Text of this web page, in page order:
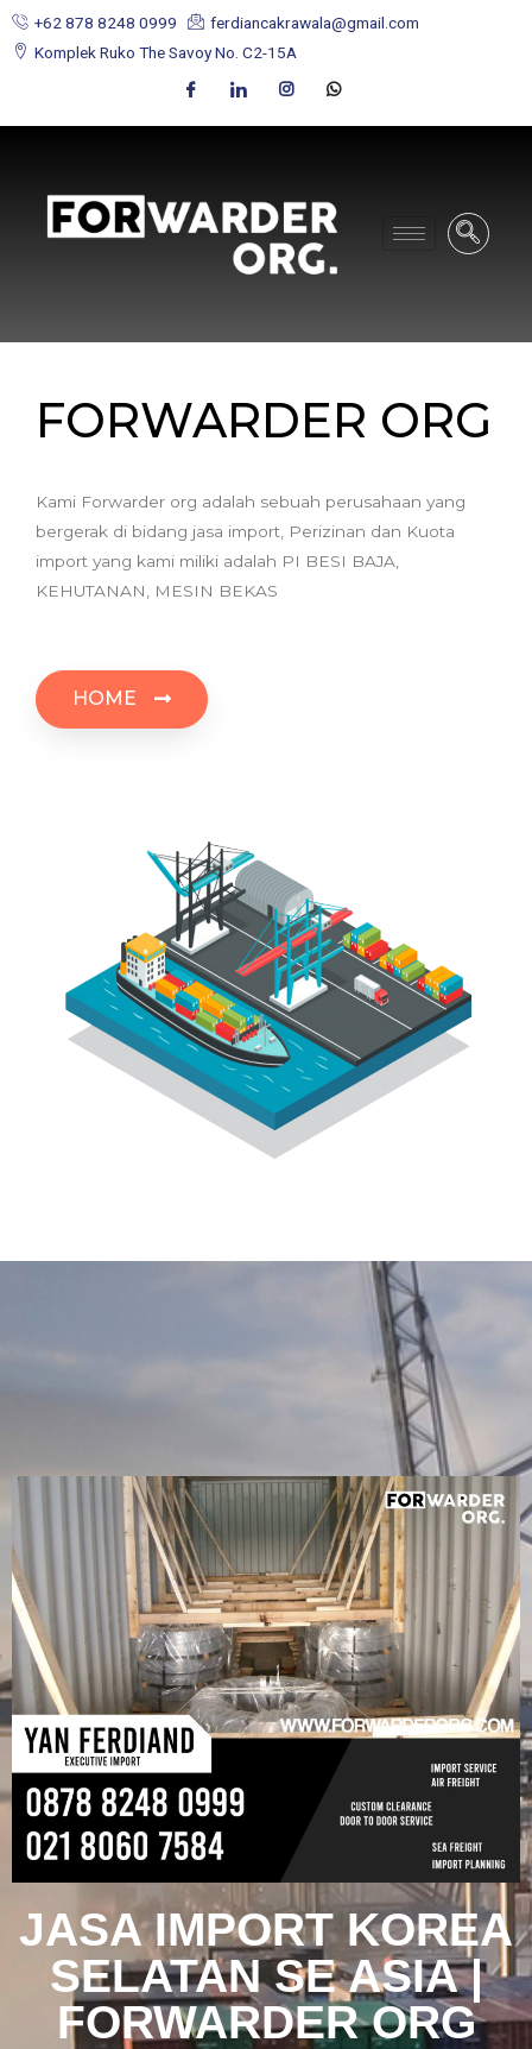
+62 878 8248 0999
ferdiancakrawala@gmail.com
Komplek Ruko The Savoy No. C2-15A
FORWARDER ORG
Kami Forwarder org adalah sebuah perusahaan yang
bergerak di bidang jasa import, Perizinan dan Kuota
import yang kami miliki adalah PI BESI BAJA,
KEHUTANAN, MESIN BEKAS
HOME
JASA IMPORT KOREA
SELATAN SE ASIA |
FORWARDER ORG